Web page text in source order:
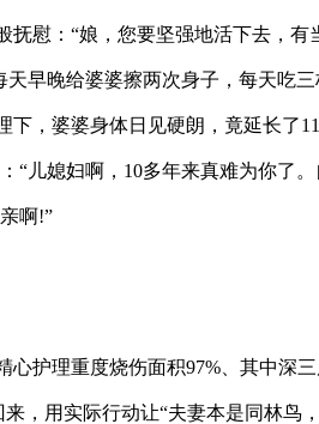
抚慰：“娘，您要坚强地活下去，有
早晚给婆婆擦两次身子，每天吃
，婆婆身体日见硬朗，竟延长了
“儿媳妇啊，10多年来真难为你了。
啊!”
护理重度烧伤面积97%、其中深
，用实际行动让“夫妻本是同林鸟